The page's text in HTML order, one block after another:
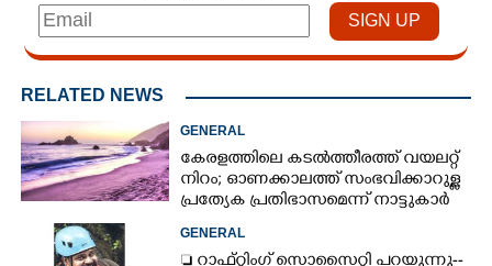
RELATED NEWS
GENERAL
കേരളത്തിലെ കടൽത്തീരത്ത് വയലറ്റ്
നിറം; ഓണക്കാലത്ത് സംഭവിക്കാറുള്ള
പ്രത്യേക പ്രതിഭാസമെന്ന് നാട്ടുകാർ
GENERAL
 റാഫ്റ്റിംഗ് സൊസൈറ്റി പറയുന്നു--